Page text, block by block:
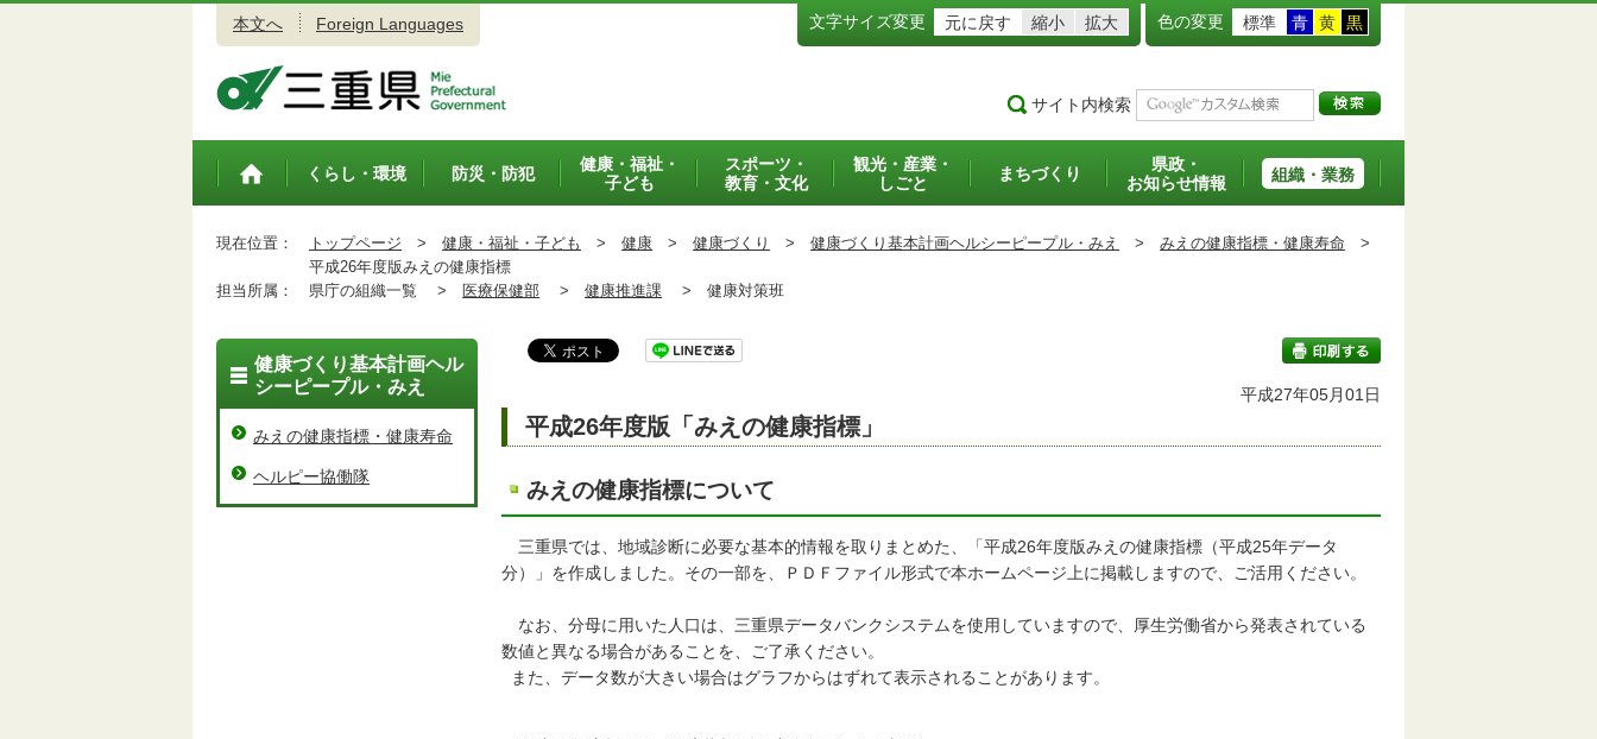
本文へ Foreign Languages 文字サイズ変更 元に戻す 縮小 拡大 色の変更 標準 青 黄 黒
サイト内検索
トップペ
くらし・環境 防災・防犯
健康・福祉・
子ども
スポーツ・
教育・文化
観光・産業・
しごと
まちづくり
県政・
お知らせ情報
組織・業務
現在位置： トップページ > 健康・福祉・子ども > 健康 > 健康づくり > 健康づくり基本計画ヘルシーピープル・みえ > みえの健康指標・健康寿命 >
平成26年度版みえの健康指標
担当所属：
県庁の組織一覧 > 医療保健部 > 健康推進課 > 健康対策班
印刷する
平成27年05月01日
平成26年度版「みえの健康指標」
みえの健康指標について
三重県では、地域診断に必要な基本的情報を取りまとめた、「平成26年度版みえの健康指標（平成25年データ
分）」を作成しました。その一部を、ＰＤＦファイル形式で本ホームページ上に掲載しますので、ご活用ください。
なお、分母に用いた人口は、三重県データバンクシステムを使用していますので、厚生労働省から発表されている
数値と異なる場合があることを、ご了承ください。
また、データ数が大きい場合はグラフからはずれて表示されることがあります。
健康づくり基本計画ヘル
シーピープル・みえ
みえの健康指標・健康寿命
ヘルピー協働隊